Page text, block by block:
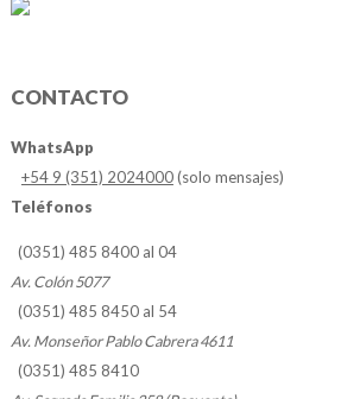
CONTACTO
WhatsApp
+54 9 (351) 2024000(solo mensajes)
Teléfonos
(0351) 485 8400 al 04
Av. Colón 5077
(0351) 485 8450 al 54
Av. Monseñor Pablo Cabrera 4611
(0351) 485 8410